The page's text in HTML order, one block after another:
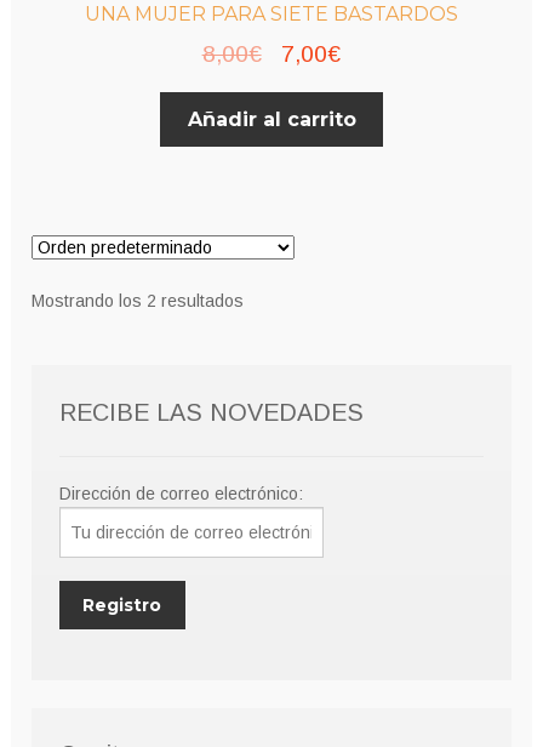
UNA MUJER PARA SIETE BASTARDOS
8,00€
El
precio
original
7,00€El
precio
actual
Añadir al carrito
Mostrando los 2 resultados
RECIBE LAS NOVEDADES
Dirección de correo electrónico: